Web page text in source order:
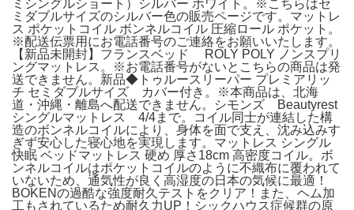
ミシングルショート）シルバー ホワイト。※こちらはセ
ミダブルサイズのシルバー色の販売ページです。マットレ
ス ポケットコイル ボンネルコイル 圧縮ロール ポケット。
※配送伝票用にお電話番号のご連絡をお願いいたします。
【新品未開封】フランスベッド ROLY POLY ノンスプリ
ングマットレス。※お電話番号がないとこちらの商品は発
送できません。新品◆トゥルースリーパー プレミアリッ
チ セミダブルサイズ カバー付き。※本商品は、北海
道・沖縄・離島へ配送できません。シモンズ Beautyrest
シングルマットレス 4/4まで。コイル同士が連結した構
造のボンネルコイルにより、身体を面で支え、沈み込みす
ぎず安心した寝心地を実現します。マットレス シングル
快眠 ベッドマットレス 硬め 厚さ18cm 高密度コイル。ボ
ンネルコイルはポケットコイルのように不織布に覆われて
いないため、通気性が良く高湿度の日本の気候に最適！
BOKENの過酷な強度耐久テストをクリア！また、ヘム加
工もされているため耐久力UP！シックハウス症候群の原